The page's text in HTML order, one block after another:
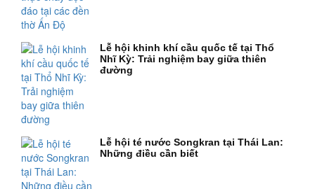
Lễ hội khinh khí cầu quốc tế tại Thổ
Nhĩ Kỳ: Trải nghiệm bay giữa thiên
đường
Lễ hội té nước Songkran tại Thái Lan:
Những điều cần biết